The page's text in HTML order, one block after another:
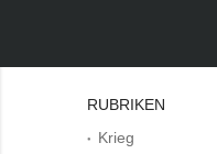
RUBRIKEN
Krieg